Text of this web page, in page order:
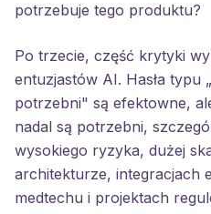
potrzebuje tego produktu?
Po trzecie, część krytyki
entuzjastów AI. Hasła typu
potrzebni" są efektowne,
nadal są potrzebni,
wysokiego ryzyka, dużej
architekturze, integracjach
medtechu i projektach